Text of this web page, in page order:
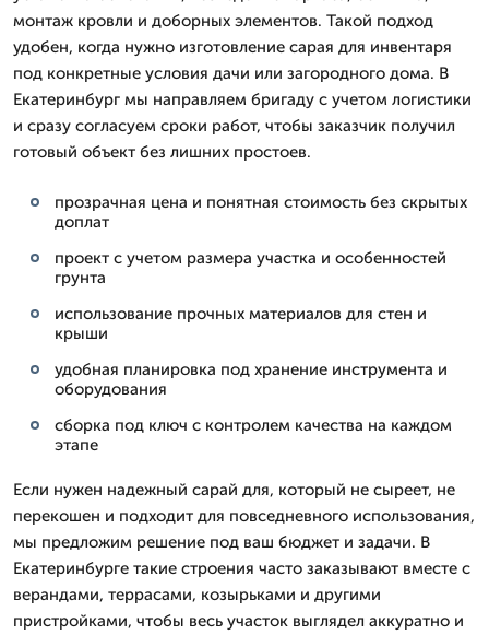
монтаж кровли и доборных элементов. Такой подход
удобен, когда нужно изготовление сарая для инвентаря
под конкретные условия дачи или загородного дома. В
Екатеринбург мы направляем бригаду с учетом логистики
и сразу согласуем сроки работ, чтобы заказчик получил
готовый объект без лишних простоев.
прозрачная цена и понятная стоимость без скрытых
доплат
проект с учетом размера участка и особенностей
грунта
использование прочных материалов для стен и
крыши
удобная планировка под хранение инструмента и
оборудования
сборка под ключ с контролем качества на каждом
этапе
Если нужен надежный сарай для, который не сыреет, не
перекошен и подходит для повседневного использования,
мы предложим решение под ваш бюджет и задачи. В
Екатеринбурге такие строения часто заказывают вместе с
верандами, террасами, козырьками и другими
пристройками, чтобы весь участок выглядел аккуратно и